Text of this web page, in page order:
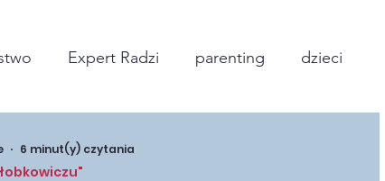
Expert Radzi parenting dzieci
6 minut(y) czytania